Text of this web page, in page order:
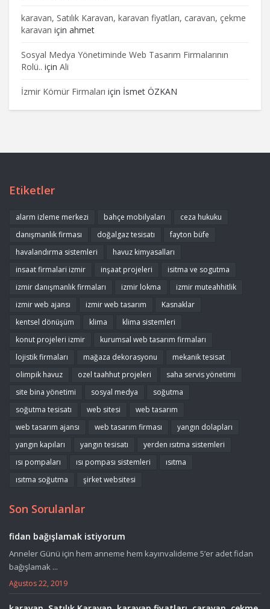
karavan, Satılık Karavan, karavan fiyatları, caravan, çekme
karavan için ahmet
Sosyal Medya Yönetiminde Web Tasarım Firmalarının
Rolü.. için Ali
İzmir Kömür Firmaları için İsmet ÖZKAN
Etiketler
alarm izleme merkezi bahçe mobilyaları
ceza hukuku
danışmanlık firması
doğalgaz tesisatı
fayton büfe
havalandırma sistemleri
havuz kimyasalları
insaat firmalari izmir
inşaat projeleri
isitma ve sogutma
izmir danışmanlık firmaları
izmir lokma
izmir muteahhitlik
izmir web ajansı
izmir web tasarım
Kasnaklar
kentsel dönüşüm
klima
klima sistemleri
konut projeleri izmir
kurumsal web tasarım firmaları
lojistik firmaları
mağaza dekorasyonu
mekanik tesisat
olimpik havuz
ozel taahhut projeleri
saha servis yönetimi
site bina yönetimi
sosyal medya
soğutma
soğutma tesisatı
web sitesi
web tasarım
web tasarım ajansı
web tasarım firması
yangın dolapları
yangın kapıları
yangın tesisatı
yerden ısıtma sistemleri
ısı pompaları
ısı pompası sistemleri
ısıtma
ısıtma soğutma
şirket websitesi
Son Sorulanlar
fidan bağışlamak istiyorum
Anneler Günü için hem anneme hem kayınvalideme 5’er adet fidan
bağışlamak ...
Ağustos 22, 2019